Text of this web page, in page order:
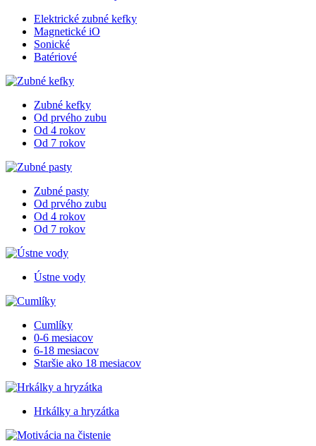
Elektrické zubné kefky
Magnetické iO
Sonické
Batériové
Zubné kefky
Od prvého zubu
Od 4 rokov
Od 7 rokov
Zubné pasty
Od prvého zubu
Od 4 rokov
Od 7 rokov
Ústne vody
Cumlíky
0-6 mesiacov
6-18 mesiacov
Staršie ako 18 mesiacov
Hrkálky a hryzátka